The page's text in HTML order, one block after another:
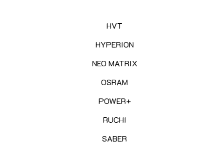
HVT
HYPERION
NEO MATRIX
OSRAM
POWER+
RUCHI
SABER